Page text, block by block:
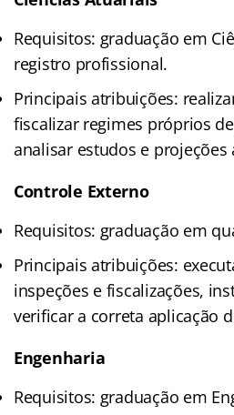
Requisitos: graduação em
registro profissional.
Principais atribuições:
fiscalizar regimes próprios
analisar estudos e projeções
Controle Externo
Requisitos: graduação em
Principais atribuições:
inspeções e fiscalizações,
verificar a correta aplicação
Engenharia
Requisitos: graduação em